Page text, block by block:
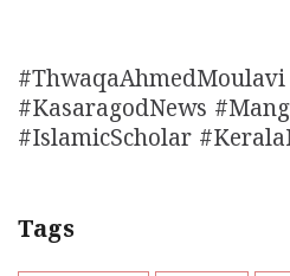
#KasaragodNews
#IslamicScholar
Tags